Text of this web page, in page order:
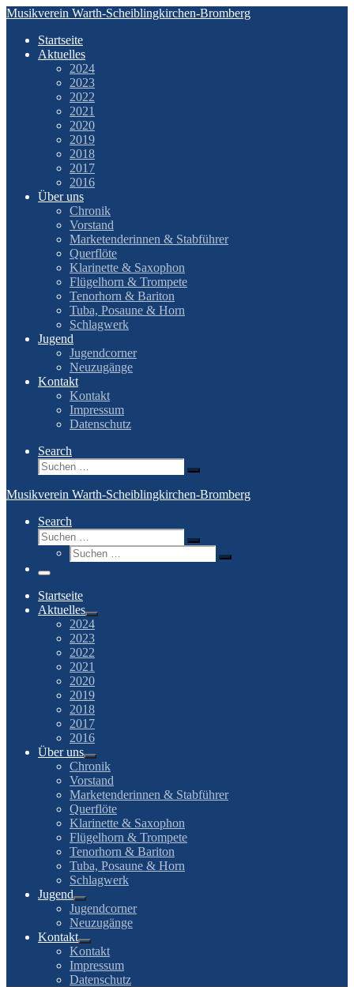
Zum
springen
Musikverein Warth-Scheiblingkirchen-Bromberg
Startseite
Aktuelles
2024
2023
2022
2021
2020
2019
2018
2017
2016
Über uns
Chronik
Vorstand
Marketenderinnen & Stabführer
Querflöte
Klarinette & Saxophon
Flügelhorn & Trompete
Tenorhorn & Bariton
Tuba, Posaune & Horn
Schlagwerk
Jugend
Jugendcorner
Neuzugänge
Kontakt
Kontakt
Impressum
Datenschutz
Search
Suche
Suchen …
Musikverein Warth-Scheiblingkirchen-Bromberg
Search
Suche
Suchen …
Suche
Suchen …
Menü
Startseite
Aktuelles
2024
2023
2022
2021
2020
2019
2018
2017
2016
Über uns
Chronik
Vorstand
Marketenderinnen & Stabführer
Querflöte
Klarinette & Saxophon
Flügelhorn & Trompete
Tenorhorn & Bariton
Tuba, Posaune & Horn
Schlagwerk
Jugend
Jugendcorner
Neuzugänge
Kontakt
Kontakt
Impressum
Datenschutz